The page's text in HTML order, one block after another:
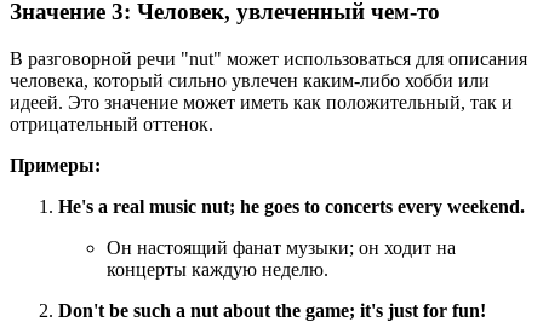
Значение 3: Человек, увлеченный чем-то
В разговорной речи "nut" может использоваться для описания
человека, который сильно увлечен каким-либо хобби или
идеей. Это значение может иметь как положительный, так и
отрицательный оттенок.
Примеры:
He's a real music nut; he goes to concerts every weekend.
Он настоящий фанат музыки; он ходит на
концерты каждую неделю.
Don't be such a nut about the game; it's just for fun!